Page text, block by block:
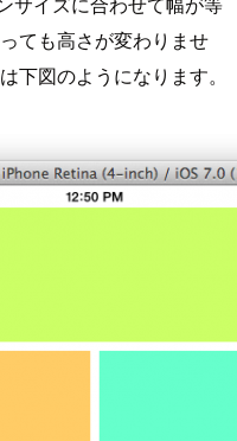
ても高さが変わりませ
下図のようになります。